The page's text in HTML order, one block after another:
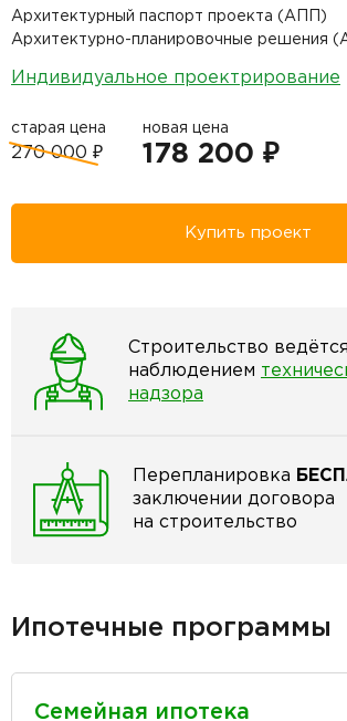
Архитектурный паспорт проекта (АПП)
Архитектурно-планировочные решения
Индивидуальное проектрирование
старая цена
270 000 ₽
новая цена
178 200 ₽
Купить проект
Строительство
наблюдением
надзора
Перепланировка
заключении договора
на строительство
Ипотечные программы
Семейная ипотека